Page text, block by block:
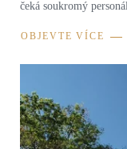
čeká soukromý personál.
OBJEVTE VÍCE